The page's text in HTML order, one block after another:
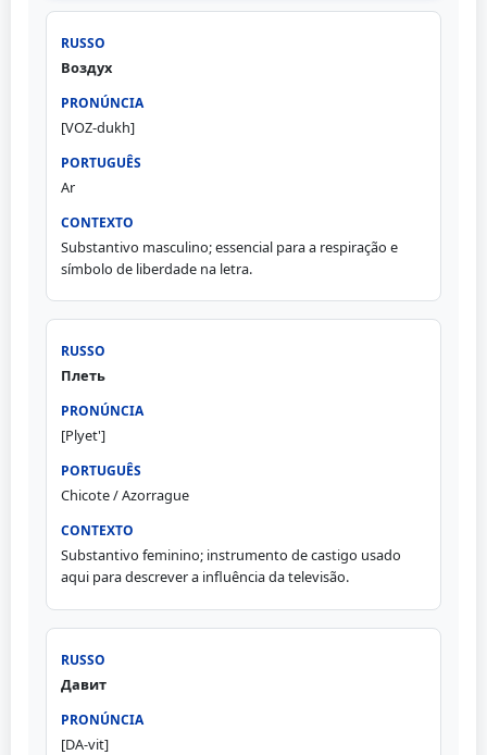
Воздух
[VOZ-dukh]
Ar
Substantivo masculino; essencial para a respiração e
símbolo de liberdade na letra.
Плеть
[Plyet']
Chicote / Azorrague
Substantivo feminino; instrumento de castigo usado
aqui para descrever a influência da televisão.
Давит
[DA-vit]